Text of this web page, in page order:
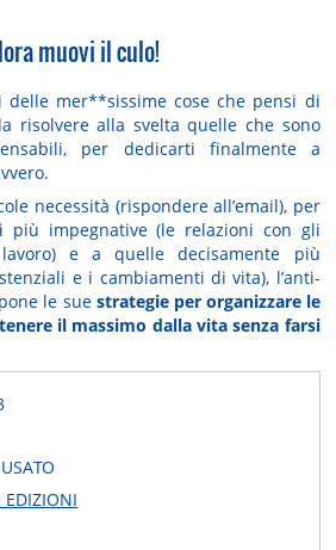
muovi il culo!
delle mer**sissime cose che pensi di
risolvere alla svelta quelle che sono
per dedicarti finalmente a
necessità (rispondere all’email), per
più impegnative (le relazioni con gli
e a quelle decisamente più
e i cambiamenti di vita), l’anti-
le sue strategie per organizzare le
il massimo dalla vita senza farsi
EDIZIONI